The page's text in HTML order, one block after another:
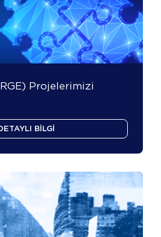
Projelerimizi
BİLGİ